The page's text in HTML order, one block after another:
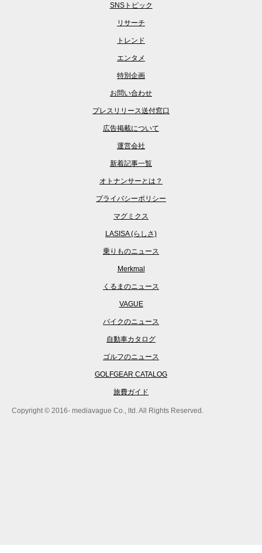
SNSトピック
リサーチ
トレンド
エンタメ
特別企画
お問い合わせ
プレスリリース送付窓口
広告掲載について
運営会社
新着記事一覧
オトナンサーとは？
プライバシーポリシー
マグミクス
LASISA (らしさ)
乗りものニュース
Merkmal
くるまのニュース
VAGUE
バイクのニュース
自動車カタログ
ゴルフのニュース
GOLFGEAR CATALOG
旅費ガイド
Copyright © 2016- mediavague Co., ltd. All Rights Reserved.